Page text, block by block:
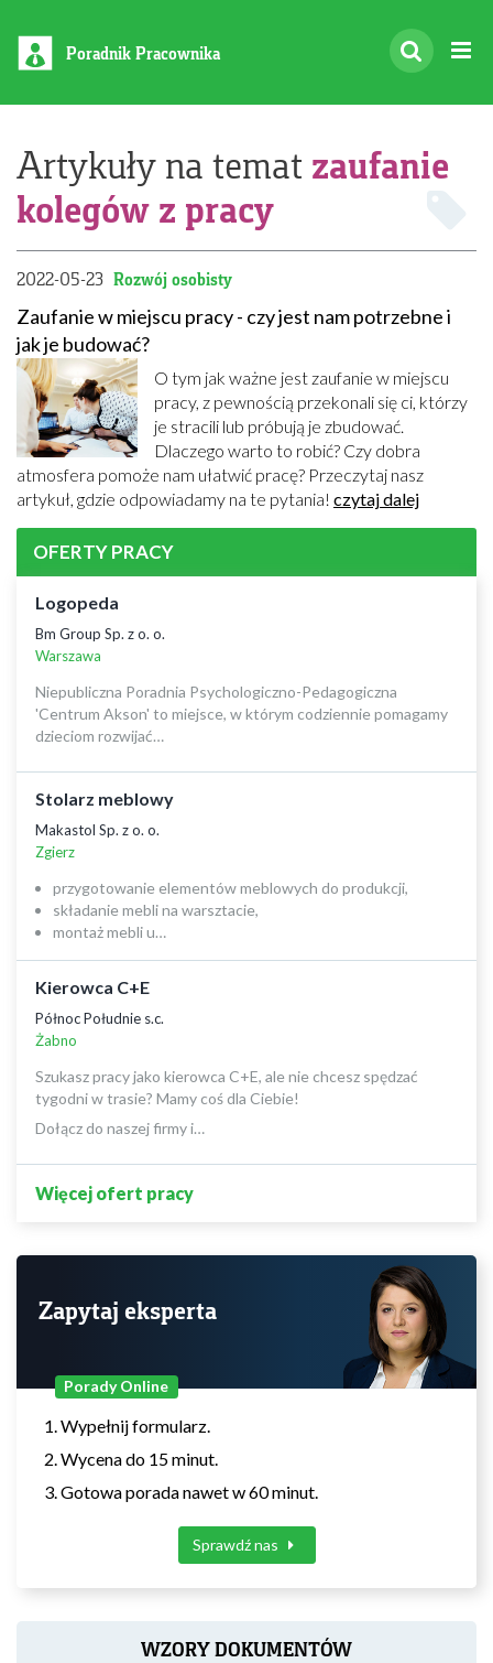
Poradnik Pracownika
Artykuły na temat zaufanie
kolegów z pracy
2022-05-23 Rozwój osobisty
Zaufanie w miejscu pracy - czy jest nam potrzebne i
jak je budować?
O tym jak ważne jest zaufanie w miejscu
pracy, z pewnością przekonali się ci, którzy
je stracili lub próbują je zbudować.
Dlaczego warto to robić? Czy dobra
atmosfera pomoże nam ułatwić pracę? Przeczytaj nasz
artykuł, gdzie odpowiadamy na te pytania! czytaj dalej
OFERTY PRACY
Logopeda
Bm Group Sp. z o. o.
Warszawa
Niepubliczna Poradnia Psychologiczno-Pedagogiczna
'Centrum Akson' to miejsce, w którym codziennie pomagamy
dzieciom rozwijać…
Stolarz meblowy
Makastol Sp. z o. o.
Zgierz
przygotowanie elementów meblowych do produkcji,
składanie mebli na warsztacie,
montaż mebli u…
Kierowca C+E
Północ Południe s.c.
Żabno
Szukasz pracy jako kierowca C+E, ale nie chcesz spędzać
tygodni w trasie? Mamy coś dla Ciebie!
Dołącz do naszej firmy i…
Więcej ofert pracy
Zapytaj eksperta
Porady Online
Wypełnij formularz.
Wycena do 15 minut.
Gotowa porada nawet w 60 minut.
Sprawdź nas
WZORY DOKUMENTÓW